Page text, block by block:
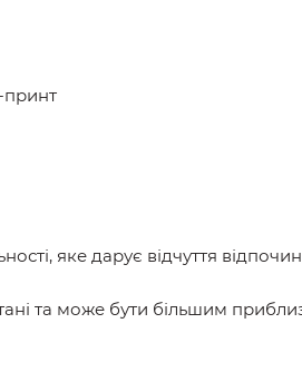
принт
яке дарує відчуття
та може бути більшим